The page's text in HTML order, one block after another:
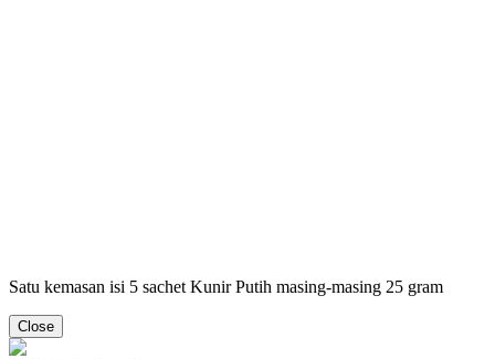
Satu kemasan isi 5 sachet Kunir Putih masing-masing 25 gram
Close